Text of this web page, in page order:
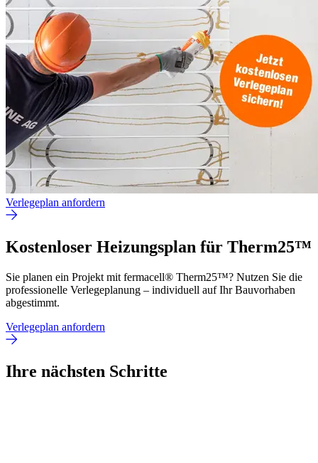
Verlegeplan anfordern
Kostenloser Heizungsplan für Therm25™
Sie planen ein Projekt mit fermacell® Therm25™? Nutzen Sie die
professionelle Verlegeplanung – individuell auf Ihr Bauvorhaben
abgestimmt.
Verlegeplan anfordern
Ihre nächsten Schritte